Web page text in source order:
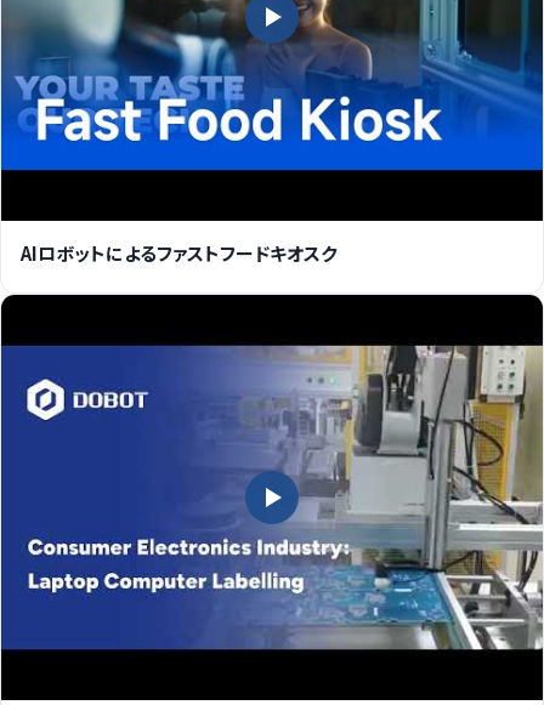
AIロボットによるファストフードキオスク